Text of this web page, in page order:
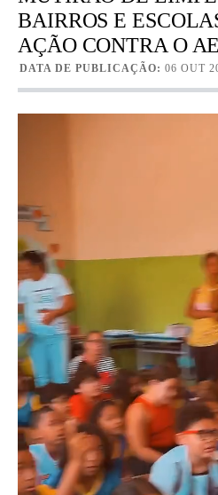
BAIRROS E
AÇÃO CONTRA O
DATA DE PUBLICAÇÃO: 06 OUT